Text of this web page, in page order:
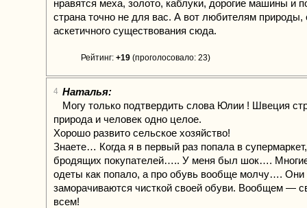
нравятся меха, золото, каблуки, дорогие машины и
страна точно не для вас. А вот любителям природы,
аскетичного существования сюда.
Рейтинг: +19 (проголосовало: 23)
4 Наталья:
Могу только подтвердить слова Юлии ! Швеция
природа и человек одно целое.
Хорошо развито сельское хозяйство!
Знаете… Когда я в первый раз попала в
бродящих покупателей….. У меня был шок….
одеты как попало, а про обувь вообще молчу…. Они
заморачиваются чисткой своей обуви. Вообщем —
всем!